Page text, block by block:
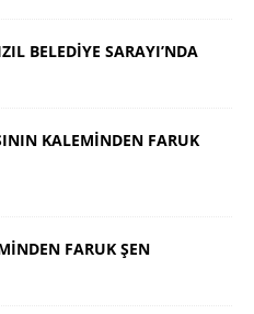
BELEDİYE SARAYI’NDA
KALEMİNDEN FARUK
FARUK ŞEN